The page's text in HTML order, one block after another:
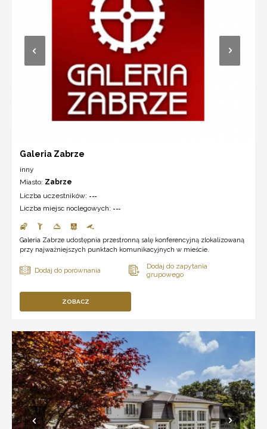
Galeria Zabrze
inny
Miasto: Zabrze
Liczba uczestników: ---
Liczba miejsc noclegowych: ---
Galeria Zabrze udostępnia przestronną salę konferencyjną zlokalizowaną
przy najważniejszych punktach komunikacyjnych w mieście.
ZOBACZ